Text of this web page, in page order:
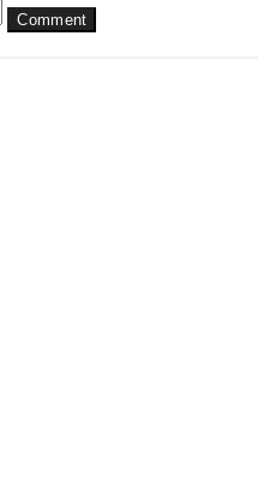
Comment